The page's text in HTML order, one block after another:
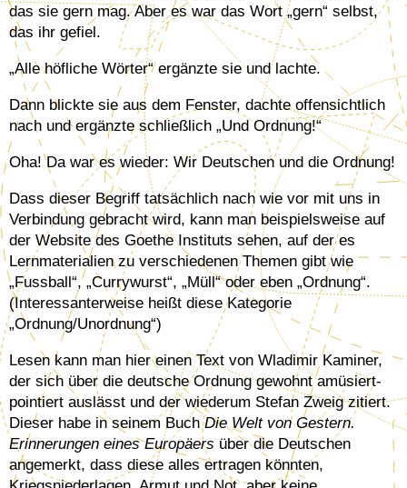
das sie gern mag. Aber es war das Wort „gern“ selbst,
das ihr gefiel.
„Alle höfliche Wörter“ ergänzte sie und lachte.
Dann blickte sie aus dem Fenster, dachte offensichtlich
nach und ergänzte schließlich „Und Ordnung!“
Oha! Da war es wieder: Wir Deutschen und die Ordnung!
Dass dieser Begriff tatsächlich nach wie vor mit uns in
Verbindung gebracht wird, kann man beispielsweise auf
der Website des Goethe Instituts sehen, auf der es
Lernmaterialien zu verschiedenen Themen gibt wie
„Fussball“, „Currywurst“, „Müll“ oder eben „Ordnung“.
(Interessanterweise heißt diese Kategorie
„Ordnung/Unordnung“)
Lesen kann man hier einen Text von Wladimir Kaminer,
der sich über die deutsche Ordnung gewohnt amüsiert-
pointiert auslässt und der wiederum Stefan Zweig zitiert.
Dieser habe in seinem BuchDie Welt von Gestern.
Erinnerungen eines Europäers über die Deutschen
angemerkt, dass diese alles ertragen könnten,